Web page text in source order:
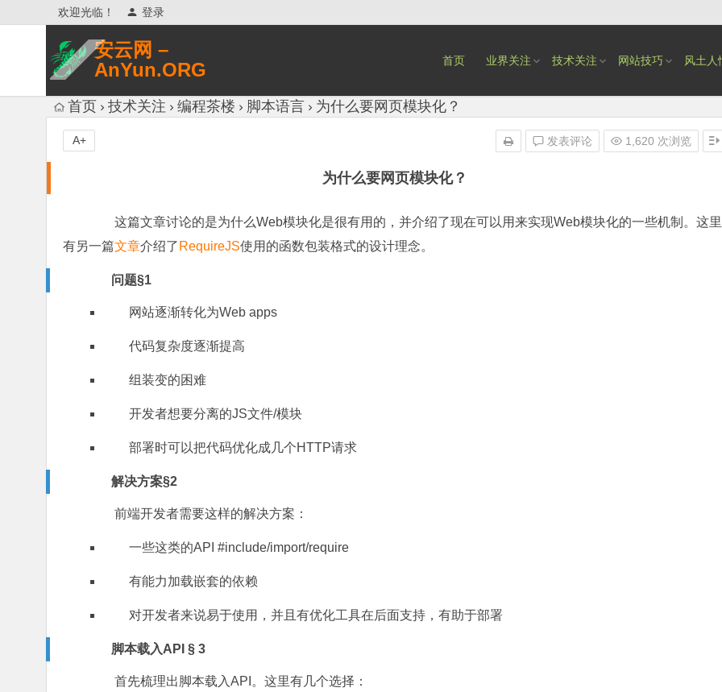
欢迎光临！ 登录
安云网 –
AnYun.ORG
网络安全研究、网络各种猎奇八卦。
首页 业界关注 技术关注 网站技巧 风土人
首页 技术关注 编程茶楼 脚本语言 为什么要网页模块化？
为什么要网页模块化？
发表评论 1,620 次浏览
A+
这篇文章讨论的是为什么Web模块化是很有用的，并介绍了现在可以用来实现Web模块化的一些机制。这里
有另一篇文章介绍了 RequireJS使用的函数包装格式的设计理念。
问题§1
网站逐渐转化为Web apps
代码复杂度逐渐提高
组装变的困难
开发者想要分离的JS文件/模块
部署时可以把代码优化成几个HTTP请求
解决方案§2
前端开发者需要这样的解决方案：
一些这类的API #include/import/require
有能力加载嵌套的依赖
对开发者来说易于使用，并且有优化工具在后面支持，有助于部署
脚本载入API § 3
首先梳理出脚本载入API。这里有几个选择：